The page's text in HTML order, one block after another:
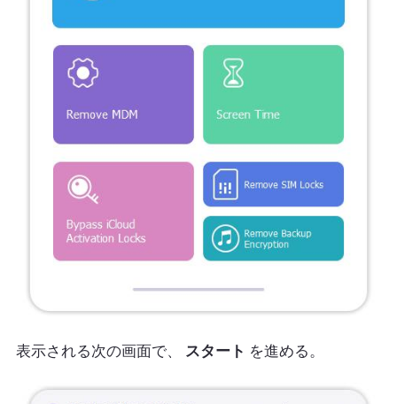
表示される次の画面で、 スタート を進める。